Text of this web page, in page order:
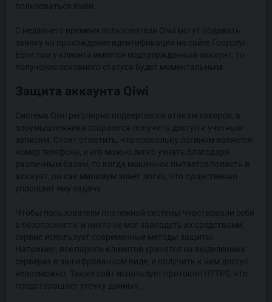
пользоваться Киви.
С недавнего времени пользователи Qiwi могут подавать
заявку на прохождение идентификации на сайте Госуслуг.
Если там у клиента имеется подтвержденный аккаунт, то
получение основного статуса будет моментальным.
Защита аккаунта Qiwi
Система Qiwi регулярно подвергается атакам хакеров, а
злоумышленники стараются получить доступ к учетным
записям. Стоит отметить, что поскольку логином является
номер телефона, и его можно легко узнать благодаря
различным базам, то когда мошенник пытается попасть в
аккаунт, он как минимум знает логин, что существенно
упрощает ему задачу.
Чтобы пользователи платежной системы чувствовали себя
в безопасности, и никто не мог завладеть их средствами,
сервис использует современные методы защиты.
Например, все пароли клиентов хранятся на выделенных
серверах в зашифрованном виде, и получить к ним доступ
невозможно. Также сайт использует протокол HTTPS, что
предотвращает утечку данных.